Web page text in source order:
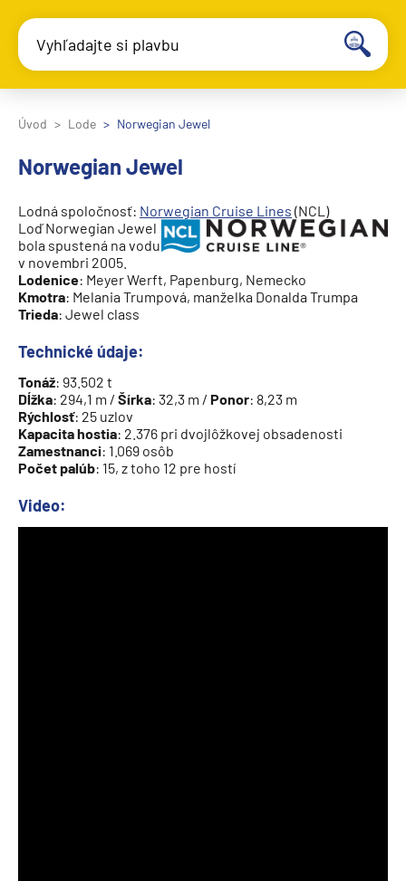
Vyhľadajte si plavbu
Úvod Lode Norwegian Jewel
Norwegian Jewel
Lodná spoločnosť: Norwegian Cruise Lines (NCL)
Loď Norwegian Jewel
bola spustená na vodu
v novembri 2005.
Lodenice: Meyer Werft, Papenburg, Nemecko
Kmotra: Melania Trumpová, manželka Donalda Trumpa
Trieda: Jewel class
Technické údaje:
Tonáž: 93.502 t
Dĺžka: 294,1 m / Šírka: 32,3 m / Ponor: 8,23 m
Rýchlosť: 25 uzlov
Kapacita hostia: 2.376 pri dvojlôžkovej obsadenosti
Zamestnanci: 1.069 osôb
Počet palúb: 15, z toho 12 pre hostí
Video: